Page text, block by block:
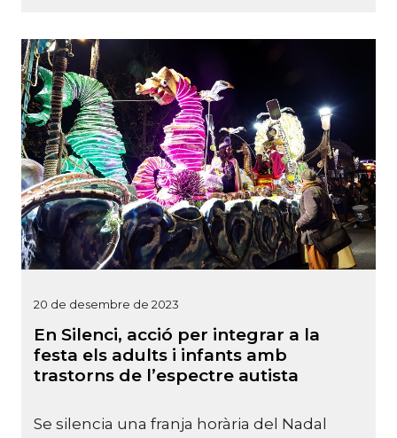
20 de desembre de 2023
En Silenci, acció per integrar a la
festa els adults i infants amb
trastorns de l’espectre autista
Se silencia una franja horària del Nadal